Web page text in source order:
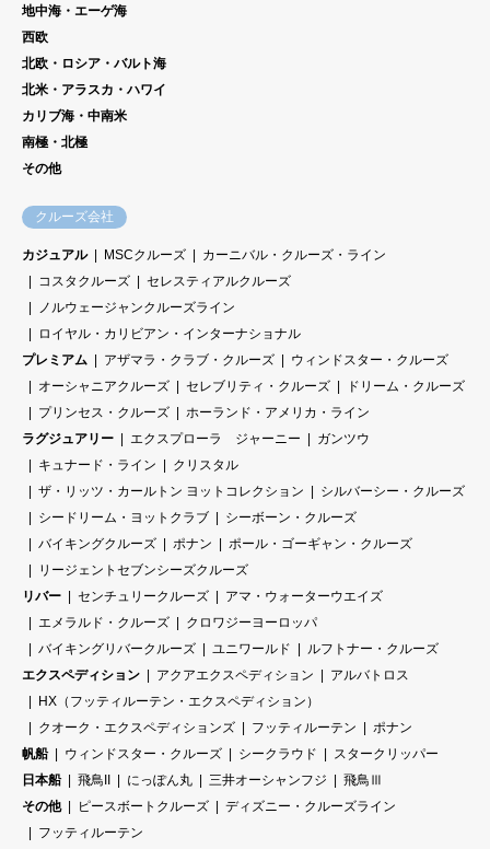
地中海・エーゲ海
西欧
北欧・ロシア・バルト海
北米・アラスカ・ハワイ
カリブ海・中南米
南極・北極
その他
クルーズ会社
カジュアル MSCクルーズ
カーニバル・クルーズ・ライン
コスタクルーズ
セレスティアルクルーズ
ノルウェージャンクルーズライン
ロイヤル・カリビアン・インターナショナル
プレミアム
アザマラ・クラブ・クルーズ
ウィンドスター・クルーズ
オーシャニアクルーズ
セレブリティ・クルーズ
ドリーム・クルーズ
プリンセス・クルーズ
ホーランド・アメリカ・ライン
ラグジュアリー
エクスプローラ ジャーニー
ガンツウ
キュナード・ライン
クリスタル
ザ・リッツ・カールトン ヨットコレクション
シルバーシー・クルーズ
シードリーム・ヨットクラブ
シーボーン・クルーズ
バイキングクルーズ
ポナン
ポール・ゴーギャン・クルーズ
リージェントセブンシーズクルーズ
リバー
センチュリークルーズ
アマ・ウォーターウエイズ
エメラルド・クルーズ
クロワジーヨーロッパ
バイキングリバークルーズ
ユニワールド
ルフトナー・クルーズ
エクスペディション
アクアエクスペディション
アルバトロス
HX（フッティルーテン・エクスペディション）
クオーク・エクスペディションズ
フッティルーテン
ポナン
帆船
ウィンドスター・クルーズ シークラウド
スタークリッパー
日本船
飛鳥II にっぽん丸 三井オーシャンフジ
飛鳥Ⅲ
その他
ピースボートクルーズ
ディズニー・クルーズライン
フッティルーテン